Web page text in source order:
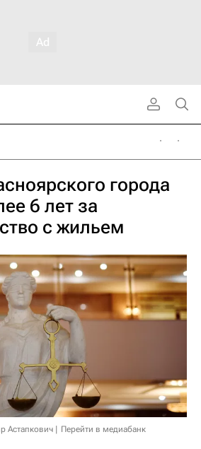
города
6 лет за
с жильем
Астапкович Перейти в медиабанк